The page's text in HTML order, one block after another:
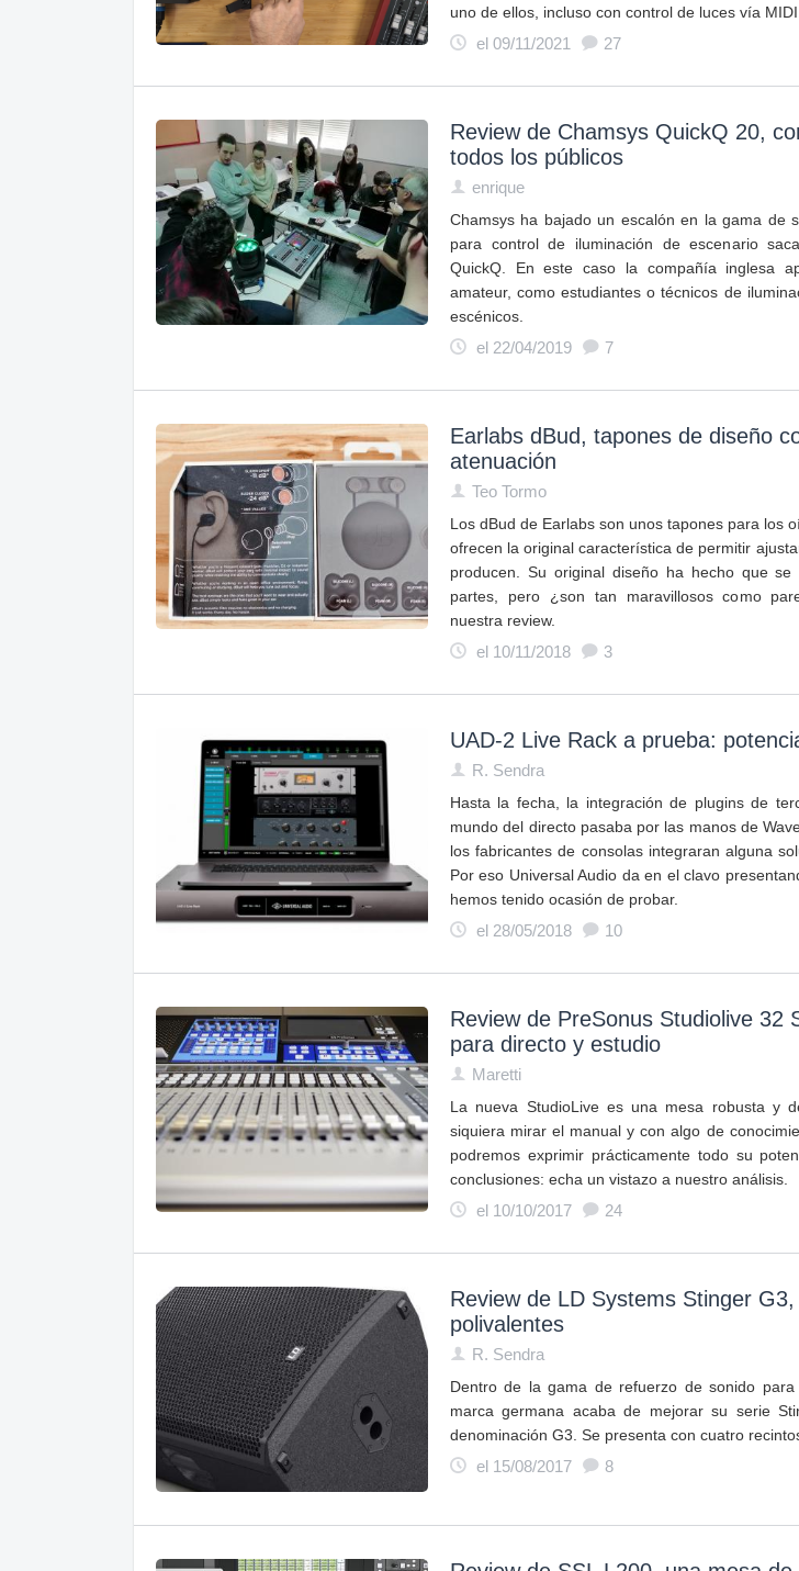
uno de ellos, incluso con control de luces vía MIDI.
el 09/11/2021
27
Review de Chamsys QuickQ 20,
todos los públicos
enrique
Chamsys ha bajado un escalón en la gama de
para control de iluminación de escenario
QuickQ. En este caso la compañía inglesa
amateur, como estudiantes o técnicos de
escénicos.
el 22/04/2019
7
Earlabs dBud, tapones de diseño
atenuación
Teo Tormo
Los dBud de Earlabs son unos tapones para los
ofrecen la original característica de permitir
producen. Su original diseño ha hecho que
partes, pero ¿son tan maravillosos como
nuestra review.
el 10/11/2018
3
UAD-2 Live Rack a prueba:
R. Sendra
Hasta la fecha, la integración de plugins de
mundo del directo pasaba por las manos de
los fabricantes de consolas integraran alguna
Por eso Universal Audio da en el clavo
hemos tenido ocasión de probar.
el 28/05/2018
10
Review de PreSonus Studiolive 32
para directo y estudio
Maretti
La nueva StudioLive es una mesa robusta y
siquiera mirar el manual y con algo de
podremos exprimir prácticamente todo su
conclusiones: echa un vistazo a nuestro análisis.
el 10/10/2017
24
Review de LD Systems Stinger
polivalentes
R. Sendra
Dentro de la gama de refuerzo de sonido
marca germana acaba de mejorar su serie
denominación G3. Se presenta con cuatro
el 15/08/2017
8